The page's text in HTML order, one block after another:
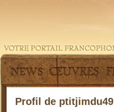
Profil de ptitjimdu49